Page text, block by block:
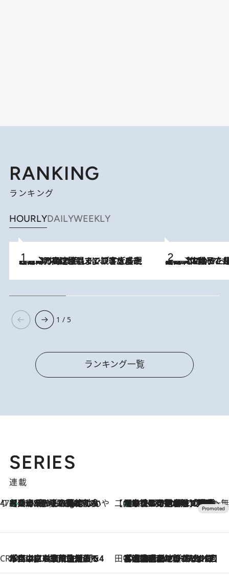
RANKING
ランキング
HOURLYDAILYWEEKLY
2026.8.7
「湘南乃風に憧れて」観客大盛上がりの“タオル回し”に、ラッパー顔負けの高速歌唱まで…さだまさし（74）のアグレッシブすぎる現在地 2026.8.5
【阿川佐和子さんの年とる力】なぜ70代で始めた趣味は“こんなに楽しい”のか？ ピアノ、俳句…スランプに陥っても続けられる“ある秘訣”とは
1 / 5
ランキング一覧
SERIES
連載
47都道府県の手みやげ ひんやりスイーツで夏を満喫
16 Minutes Ago
【兵庫県】この夏絶対食べたい 冷やしておいしいおやつ3選 淡路島の恵みをジェラートに集約 【CREA×星野リゾート】唯一無二。癒しと発見が待つ場所へ
2026.8.7
【トンボの足水浴】ヒノキの香りに包まれて涼感マックス！約13℃の湧水かけ流しを避暑地「星野温泉 トンボの湯」で体験
CREA'S CHOICE
2026.8.7
「立川にも歌舞伎があるんだよ」 片岡仁左衛門・市川中車ら豪華座組みで4年目の立川立飛歌舞伎へ 田中稲の勝手に再ブーム
2026.8.7
「湘南乃風に憧れて」観客大盛上がりの“タオル回し”に、ラッパー顔負けの高速歌唱まで…さだまさし（74）のアグレッシブすぎる現在地